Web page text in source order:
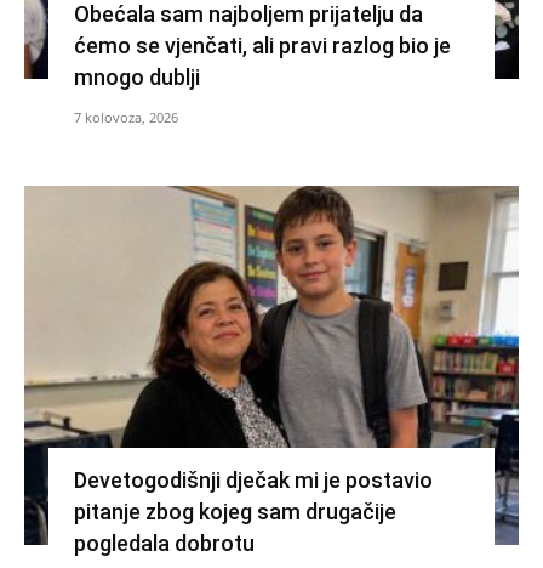
Obećala sam najboljem prijatelju da
ćemo se vjenčati, ali pravi razlog bio je
mnogo dublji
7 kolovoza, 2026
Devetogodišnji dječak mi je postavio
pitanje zbog kojeg sam drugačije
pogledala dobrotu